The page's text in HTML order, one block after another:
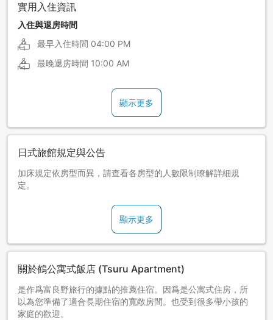
實用入住資訊
入住與退房時間
最早入住時間 04:00 PM
最晚退房時間 10:00 AM
顯示更多
日式旅館規定與公告
加床規定依房型而異，請查看各房型的人數限制瞭解詳細規
定。
顯示更多
關於鶴公寓式飯店 (Tsuru Apartment)
是作爲富良野旅行的據點的推薦住宿。因爲是公寓式住房，所
以為您準備了適合長期住宿的寬敞房間。也受到很多帶小孩的
家庭的歡迎。